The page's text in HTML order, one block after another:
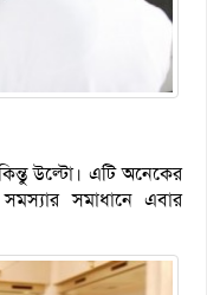
উল্টো। এটি অনেকের
সমাধানে এবার